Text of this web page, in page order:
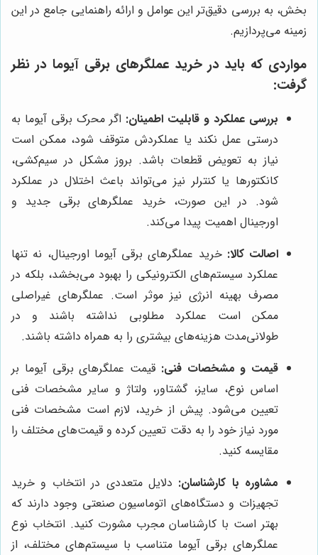
بخش، به بررسی دقیق‌تر این عوامل و ارائه راهنمایی جامع در این
زمینه می‌پردازیم.
مواردی که باید در خرید عملگرهای برقی آیوما در نظر
گرفت:
بررسی عملکرد و قابلیت اطمینان: اگر محرک برقی آیوما به
درستی عمل نکند یا عملکردش متوقف شود، ممکن است
نیاز به تعویض قطعات باشد. بروز مشکل در سیم‌کشی،
کانکتورها یا کنترلر نیز می‌تواند باعث اختلال در عملکرد
شود. در این صورت، خرید عملگرهای برقی جدید و
اورجینال اهمیت پیدا می‌کند.
اصالت کالا: خرید عملگرهای برقی آیوما اورجینال، نه تنها
عملکرد سیستم‌های الکترونیکی را بهبود می‌بخشد، بلکه در
مصرف بهینه انرژی نیز موثر است. عملگرهای غیراصلی
ممکن است عملکرد مطلوبی نداشته باشند و در
طولانی‌مدت هزینه‌های بیشتری را به همراه داشته باشند.
قیمت و مشخصات فنی: قیمت عملگرهای برقی آیوما بر
اساس نوع، سایز، گشتاور، ولتاژ و سایر مشخصات فنی
تعیین می‌شود. پیش از خرید، لازم است مشخصات فنی
مورد نیاز خود را به دقت تعیین کرده و قیمت‌های مختلف را
مقایسه کنید.
مشاوره با کارشناسان: دلایل متعددی در انتخاب و خرید
تجهیزات و دستگاه‌های اتوماسیون صنعتی وجود دارند که
بهتر است با کارشناسان مجرب مشورت کنید. انتخاب نوع
عملگرهای برقی آیوما متناسب با سیستم‌های مختلف، از